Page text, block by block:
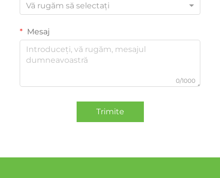
Vă rugăm să selectați
Mesaj
0/1000
Trimite